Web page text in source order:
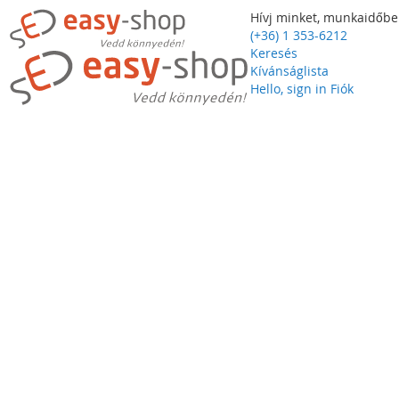
Hívj minket,
(+36) 1 353-6212
Keresés
Kívánságlista
Hello, sign in Fiók